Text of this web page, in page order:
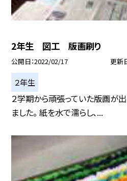
2年生 図工 版画刷り
公開日 2022/02/17 更新
２年生
２学期から頑張っていた版画が
ました。 紙を水で濡らし、...